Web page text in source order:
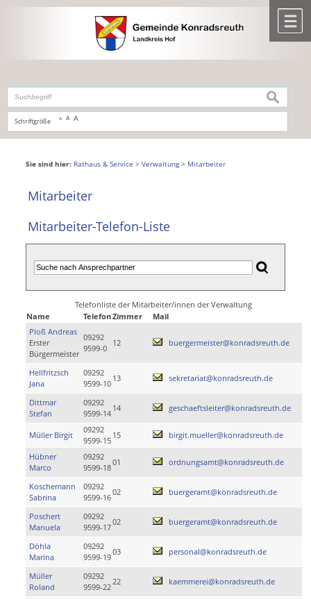
,zur Navigationoderzur Startseitespringen.
Schriftgröße A A A
suchen
Sie sind hier: Rathaus & Service > Verwaltung> Mitarbeiter
Mitarbeiter
Mitarbeiter-Telefon-Liste
Telefonliste der Mitarbeiter/innen der Verwaltung
Name
TelefonZimmer
Mail
Ploß Andreas
Erster
Bürgermeister
09292
9599-0
12 buergermeister@konradsreuth.de
Hellfritzsch
Jana
09292
9599-10
13 sekretariat@konradsreuth.de
Dittmar
Stefan
09292
9599-14
14 geschaeftsleiter@konradsreuth.de
Müller Birgit
09292
9599-15
15 birgit.mueller@konradsreuth.de
Hübner
Marco
09292
9599-18
01 ordnungsamt@konradsreuth.de
Koschemann
Sabrina
09292
9599-16
02 buergeramt@konradsreuth.de
Poschert
Manuela
09292
9599-17
02 buergeramt@konradsreuth.de
Döhla
Marina
09292
9599-19
03 personal@konradsreuth.de
Müller
Roland
09292
9599-22
22 kaemmerei@konradsreuth.de